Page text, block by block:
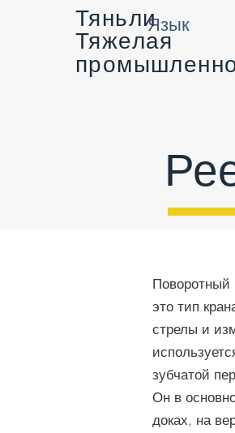
Тяньли
Тяжелая
Язык
Поворотный
это тип
стрелы и
зубчатой
Он в
доках, на